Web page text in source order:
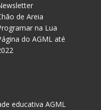
de Areia
na Lua
do AGML até
educativa AGML